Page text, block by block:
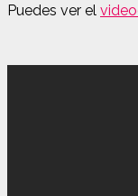
Puedes ver el